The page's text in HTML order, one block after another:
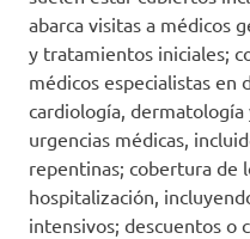
abarca visitas a médicos
y tratamientos iniciales;
médicos especialistas en
cardiología,
urgencias médicas,
repentinas; cobertura de
hospitalización,
intensivos; descuentos o